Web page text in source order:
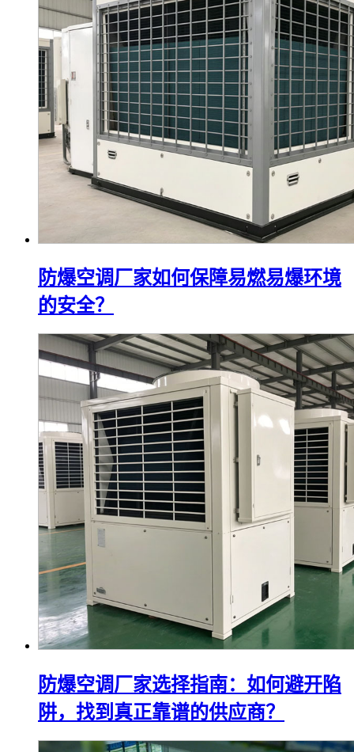
防爆空调厂家如何保障易燃易爆环境
的安全？
防爆空调厂家选择指南：如何避开陷
阱，找到真正靠谱的供应商？